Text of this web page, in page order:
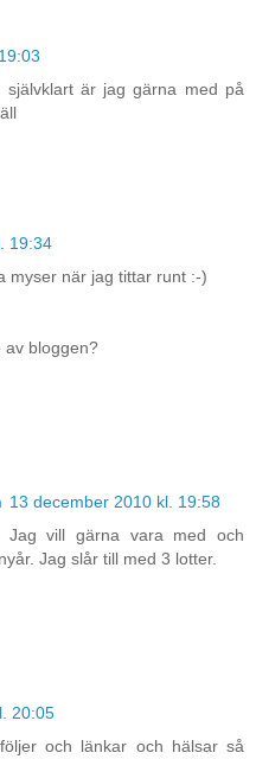
är jag gärna med på
19:34
myser när jag tittar runt :-)
av bloggen?
13 december 2010 kl. 19:58
vill gärna vara med och
Jag slår till med 3 lotter.
20:05
och länkar och hälsar så